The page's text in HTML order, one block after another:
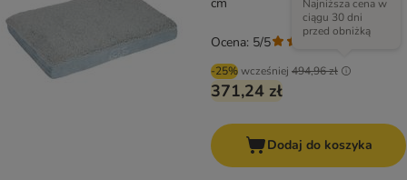
-25%wcześniej 494,96 zł
Najniższa cena w
ciągu 30 dni
przed obniżką
371,24 zł
Ocena: 5/5
Dodaj do koszyka